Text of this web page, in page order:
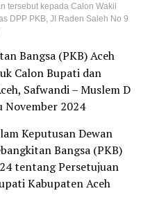
tersebut kepada Calon Wakil
DPP PKB, JI Raden Saleh No 9
Bangsa (PKB) Aceh
Calon Bupati dan
Safwandi – Muslem D
November 2024
Keputusan Dewan
Bangsa (PKB)
tentang Persetujuan
Kabupaten Aceh